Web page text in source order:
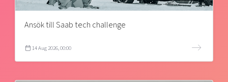
Ansök till Saab tech challenge
14 Aug 2026, 00:00